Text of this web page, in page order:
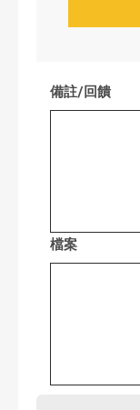
備註/回饋
檔案